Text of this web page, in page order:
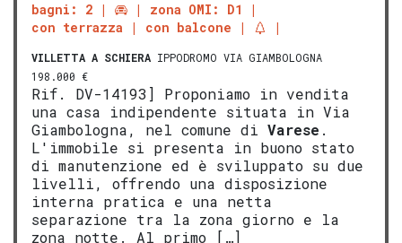
bagni: 2
zona OMI: D1
con terrazza
con balcone
VILLETTA A SCHIERA IPPODROMO VIA GIAMBOLOGNA
198.000 €
Rif. DV-14193] Proponiamo in vendita
una casa indipendente situata in Via
Giambologna, nel comune di Varese .
L'immobile si presenta in buono stato
di manutenzione ed è sviluppato su due
livelli, offrendo una disposizione
interna pratica e una netta
separazione tra la zona giorno e la
zona notte. Al primo […]